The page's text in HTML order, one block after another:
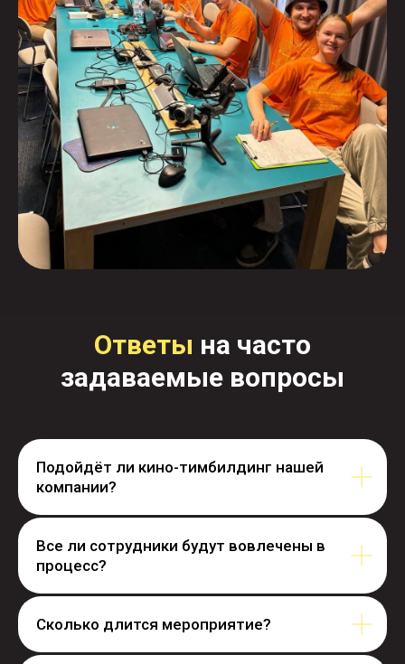
Ответы на часто
задаваемые вопросы
Подойдёт ли кино-тимбилдинг нашей
компании?
Все ли сотрудники будут вовлечены в
процесс?
Сколько длится мероприятие?